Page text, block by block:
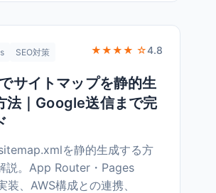
SEO対策 ★★★★ ☆4.8
サイトマップを静的生
法｜Google送信まで完
を静的生成する方
説。App Router・Pages
装、AWS構成との連携、